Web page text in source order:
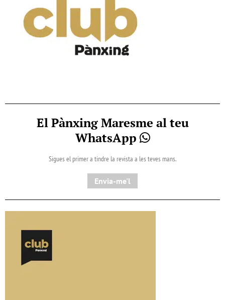
El Pànxing Maresme al teu
WhatsApp
Sigues el primer a tindre la revista a les teves mans.
Envia-me'l